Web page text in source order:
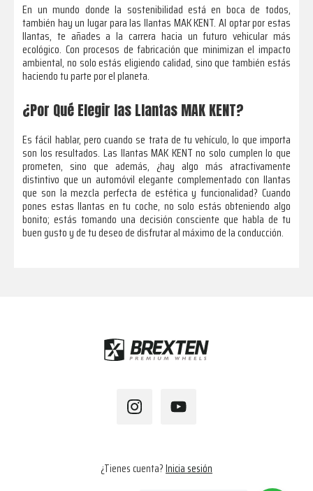
En un mundo donde la sostenibilidad está en boca de todos,
también hay un lugar para las llantas MAK KENT. Al optar por estas
llantas, te añades a la carrera hacia un futuro vehicular más
ecológico. Con procesos de fabricación que minimizan el impacto
ambiental, no solo estás eligiendo calidad, sino que también estás
haciendo tu parte por el planeta.
¿Por Qué Elegir las Llantas MAK KENT?
Es fácil hablar, pero cuando se trata de tu vehículo, lo que importa
son los resultados. Las llantas MAK KENT no solo cumplen lo que
prometen, sino que además, ¿hay algo más atractivamente
distintivo que un automóvil elegante complementado con llantas
que son la mezcla perfecta de estética y funcionalidad? Cuando
pones estas llantas en tu coche, no solo estás obteniendo algo
bonito; estás tomando una decisión consciente que habla de tu
buen gusto y de tu deseo de disfrutar al máximo de la conducción.
¿Tienes cuenta?Inicia sesión